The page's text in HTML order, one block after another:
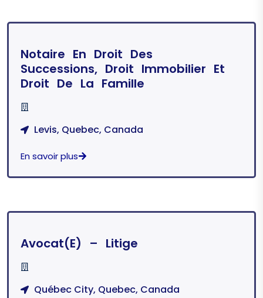
Notaire En Droit Des
Successions, Droit Immobilier Et
Droit De La Famille
Levis, Quebec, Canada
En savoir plus
Avocat(e) – Litige
Québec City, Quebec, Canada